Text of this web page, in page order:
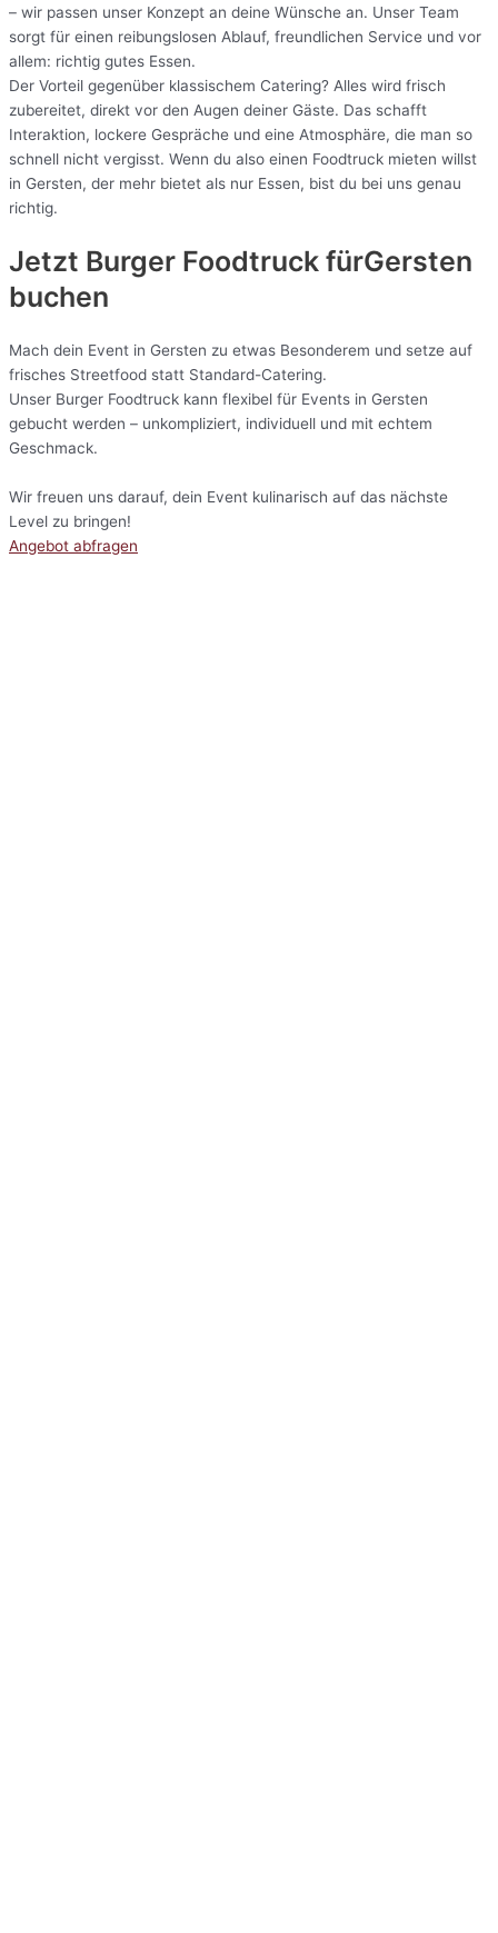
– wir passen unser Konzept an deine Wünsche an. Unser Team
sorgt für einen reibungslosen Ablauf, freundlichen Service und vor
allem: richtig gutes Essen.
Der Vorteil gegenüber klassischem Catering? Alles wird frisch
zubereitet, direkt vor den Augen deiner Gäste. Das schafft
Interaktion, lockere Gespräche und eine Atmosphäre, die man so
schnell nicht vergisst. Wenn du also einen Foodtruck mieten willst
in Gersten, der mehr bietet als nur Essen, bist du bei uns genau
richtig.
Jetzt Burger Foodtruck fürGersten
buchen
Mach dein Event in Gersten zu etwas Besonderem und setze auf
frisches Streetfood statt Standard-Catering.
Unser Burger Foodtruck kann flexibel für Events in Gersten
gebucht werden – unkompliziert, individuell und mit echtem
Geschmack.
Wir freuen uns darauf, dein Event kulinarisch auf das nächste
Level zu bringen!
Angebot abfragen